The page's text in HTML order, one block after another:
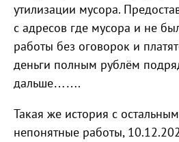
утилизации мусора.
с адресов где мусора и не
работы без оговорок и
деньги полным рублём
дальше…….
Такая же история с
непонятные работы,